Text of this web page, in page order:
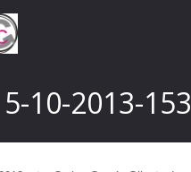
10-2013-153